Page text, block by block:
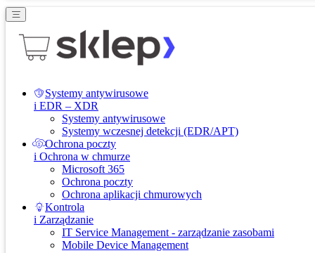
Systemy antywirusowe
i EDR – XDR
Systemy antywirusowe
Systemy wczesnej detekcji (EDR/APT)
Ochrona poczty
i Ochrona w chmurze
Microsoft 365
Ochrona poczty
Ochrona aplikacji chmurowych
Kontrola
i Zarządzanie
IT Service Management - zarządzanie zasobami
Mobile Device Management